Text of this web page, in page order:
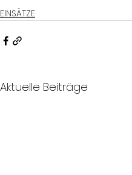
EINSÄTZE
Aktuelle Beiträge